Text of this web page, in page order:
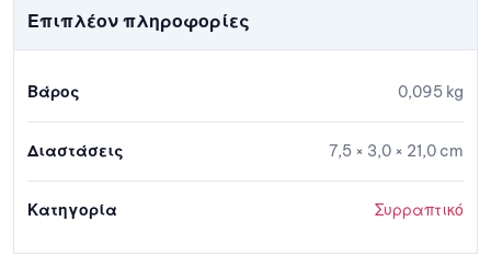
Επιπλέον πληροφορίες
Βάρος 0,095 kg
Διαστάσεις 7,5 × 3,0 × 21,0 cm
Κατηγορία Συρραπτικό